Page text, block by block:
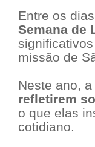
Entre os dias
Semana de
missão de
Neste ano,
refletirem
o que elas
cotidiano.